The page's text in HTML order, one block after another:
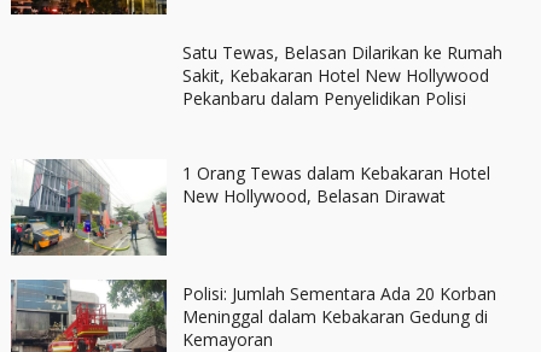
Satu Tewas, Belasan Dilarikan ke Rumah
Sakit, Kebakaran Hotel New Hollywood
Pekanbaru dalam Penyelidikan Polisi
1 Orang Tewas dalam Kebakaran Hotel
New Hollywood, Belasan Dirawat
Polisi: Jumlah Sementara Ada 20 Korban
Meninggal dalam Kebakaran Gedung di
Kemayoran